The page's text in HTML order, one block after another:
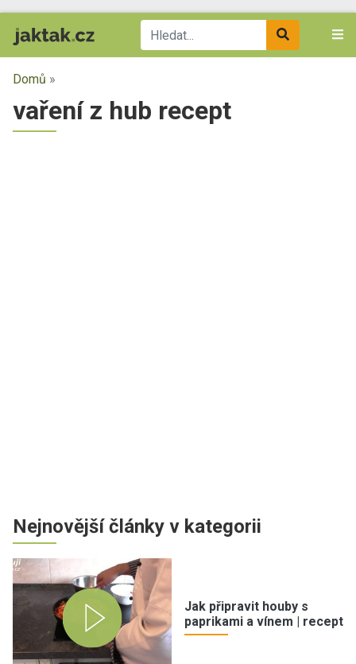
Domů »
vaření z hub recept
Nejnovější články v kategorii
Jak připravit houby s
paprikami a vínem | recept